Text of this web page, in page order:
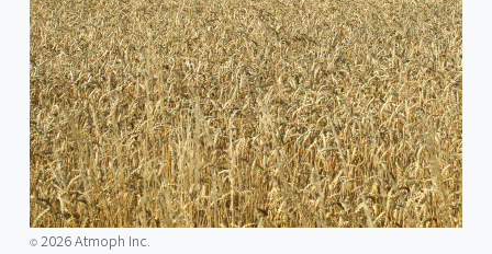
©️2026 Atmoph Inc.